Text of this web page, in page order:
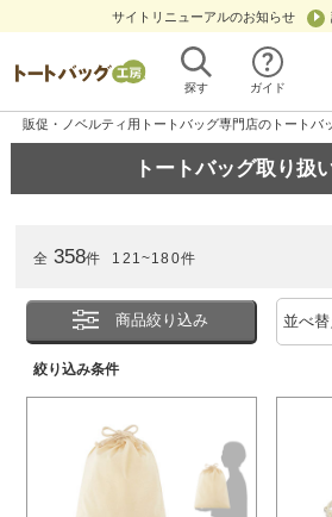
サイトリニューアルのお知らせ
探す ガイド
販促・ノベルティ用トートバッグ専門店のトートバ
トートバッグ取り扱
全 358件 121~180件
商品絞り込み
絞り込み条件